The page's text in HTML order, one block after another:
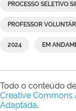
PROCESSO SELETIVO
PROFESSOR
2024 EM
Todo o conteúdo
Creative Commons
Adaptada.